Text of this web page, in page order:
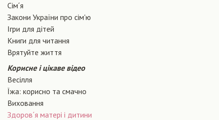
Сiм´я
Закони України про сiм'ю
Ігри для дітей
Книги для читання
Врятуйте життя
Корисне і цікаве відео
Весілля
Їжа: корисно та смачно
Виховання
Здоров´я матері і дитини